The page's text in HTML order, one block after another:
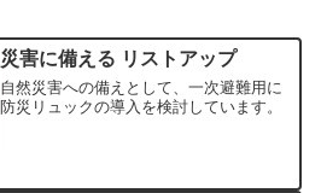
災害に備える リストアップ
自然災害への備えとして、一次避難用に
防災リュックの導入を検討しています。